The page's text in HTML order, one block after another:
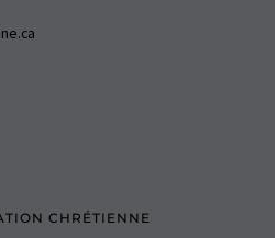
CHRÉTIENNE